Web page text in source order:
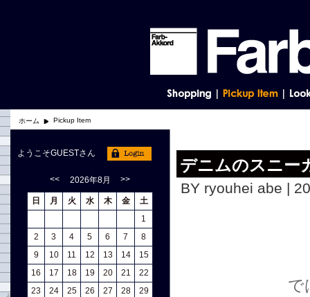
ホーム Pickup Item
デニムのスニー
BY ryouhei abe |
で
ようこそGUESTさん
<< 2026年8月 >>
日 月 火 水 木 金
土
1
2
3 4 5 6 7
8
9
10 11 12 13 14
15
16
17 18 19 20 21
22
23
24 25 26 27 28
29